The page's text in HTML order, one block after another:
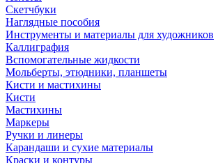
Скетчбуки
Наглядные пособия
Инструменты и материалы для художников
Каллиграфия
Вспомогательные жидкости
Мольберты, этюдники, планшеты
Кисти и мастихины
Кисти
Мастихины
Маркеры
Ручки и линеры
Карандаши и сухие материалы
Краски и контуры